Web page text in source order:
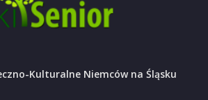
Kulturalne Niemców na Śląsku